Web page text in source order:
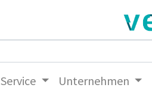
Service Unternehmen